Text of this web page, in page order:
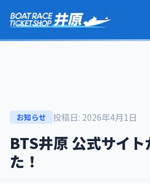
お知らせ 投稿日: 2026年4月1日
BTS井原 公式サイ
た！